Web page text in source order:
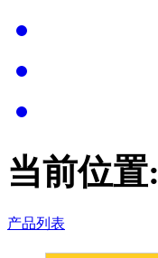
当前位置:
产品列表